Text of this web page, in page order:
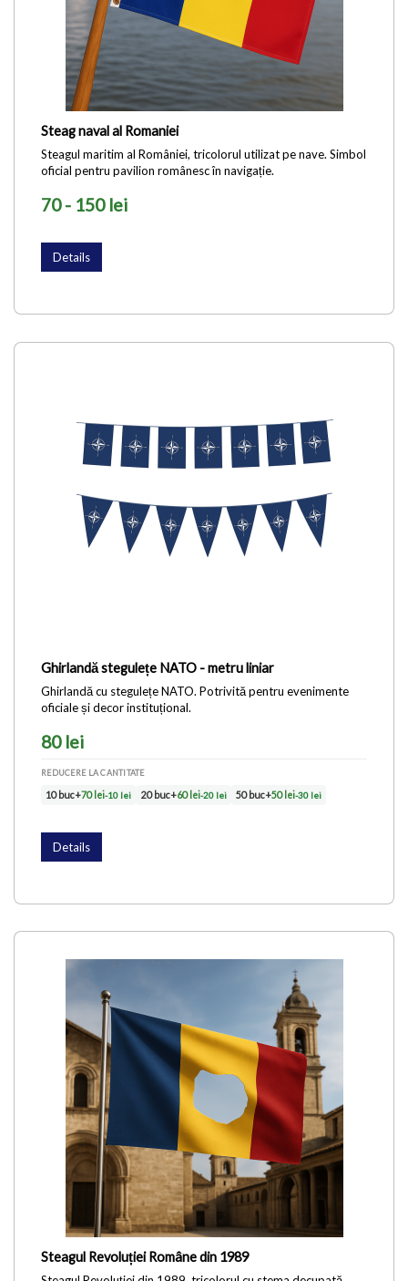
Steag naval al Romaniei
Steagul maritim al României, tricolorul utilizat pe nave. Simbol
oficial pentru pavilion românesc în navigație.
70 - 150 lei
Details
Ghirlandă stegulețe NATO - metru liniar
Ghirlandă cu stegulețe NATO. Potrivită pentru evenimente
oficiale și decor instituțional.
80 lei
REDUCERE LA CANTITATE
10 buc+70 lei-10 lei 20 buc+60 lei-20 lei 50 buc+50 lei-30 lei
Details
Steagul Revoluției Române din 1989